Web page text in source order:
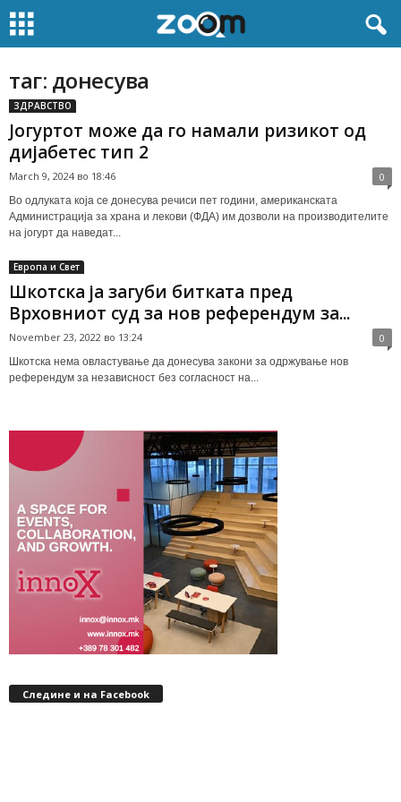
таг: донесува
ЗДРАВСТВО
Јогуртот може да го намали ризикот од
дијабетес тип 2
March 9, 2024 во 18:46 0
Во одлуката која се донесува речиси пет години, американската
Администрација за храна и лекови (ФДА) им дозволи на производителите
на јогурт да наведат...
Европа и Свет
Шкотска ја загуби битката пред
Врховниот суд за нов референдум за...
November 23, 2022 во 13:24 0
Шкотска нема овластување да донесува закони за одржување нов
референдум за независност без согласност на...
Следине и на Facebook